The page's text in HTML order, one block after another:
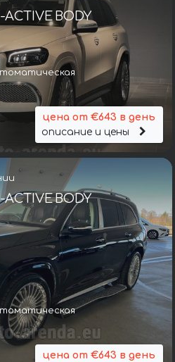
BODY
цена от €643 в день
описание и цены
BODY
цена от €643 в день